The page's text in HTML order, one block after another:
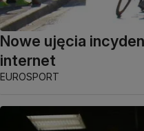
Nowe ujęcia
internet
EUROSPORT